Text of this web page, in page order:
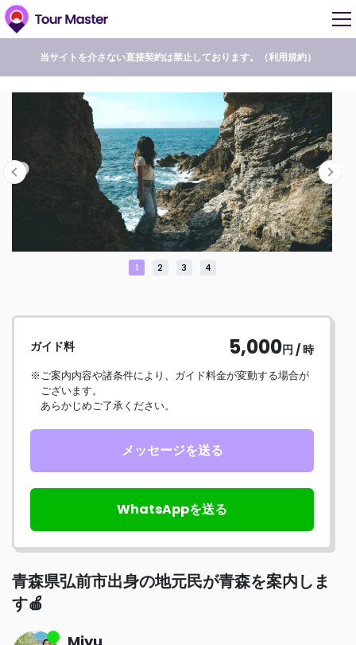
当サイトを介さない直接契約は禁止しております。（利用規約）
1 2 3 4
ガイド料 5,000円 / 時
※ご案内内容や諸条件により、ガイド料金が変動する場合が
ございます。
あらかじめご了承ください。
メッセージを送る
WhatsAppを送る
青森県弘前市出身の地元民が青森を案内しま
す🍎